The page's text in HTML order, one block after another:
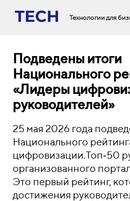
Технологии для
Подведены итоги
Национального
«Лидеры
руководителей»
25 мая 2026 года
Национального
цифровизации.Топ‑50
организованного
Это первый рейтинг,
достижения